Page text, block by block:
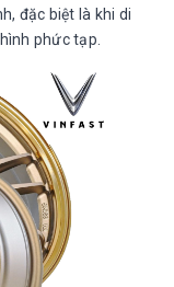
đặc biệt là khi di
phức tạp.